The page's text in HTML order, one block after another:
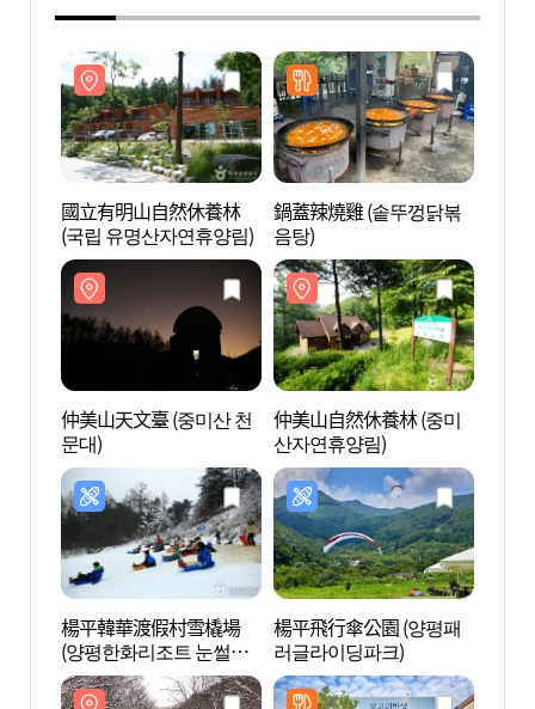
國立有明山自然休養林
(국립 유명산자연휴양림)
鍋蓋辣燒雞 (솥뚜껑닭볶
음탕)
仲美山天文臺 (중미산 천
문대)
仲美山自然休養林 (중미
산자연휴양림)
楊平韓華渡假村雪橇場
(양평한화리조트 눈썰매
장)
楊平飛行傘公園 (양평패
러글라이딩파크)